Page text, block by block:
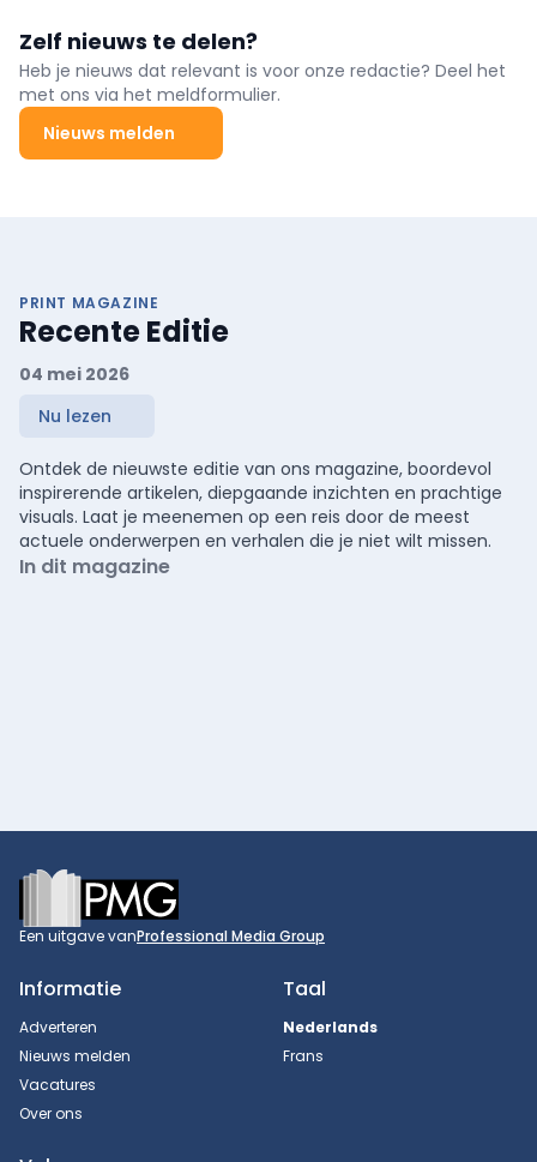
Zelf nieuws te delen?
Heb je nieuws dat relevant is voor onze redactie? Deel het
met ons via het meldformulier.
Nieuws melden
PRINT MAGAZINE
Recente Editie
04 mei 2026
Nu lezen
Ontdek de nieuwste editie van ons magazine, boordevol
inspirerende artikelen, diepgaande inzichten en prachtige
visuals. Laat je meenemen op een reis door de meest
actuele onderwerpen en verhalen die je niet wilt missen.
In dit magazine
Footer
Een uitgave vanProfessional Media Group
Informatie
Adverteren
Nieuws melden
Vacatures
Over ons
Taal
Nederlands
Frans